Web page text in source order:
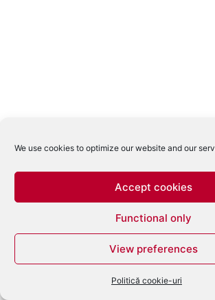
We use cookies to optimize our website and our
Accept cookies
Functional only
View preferences
Politică cookie-uri